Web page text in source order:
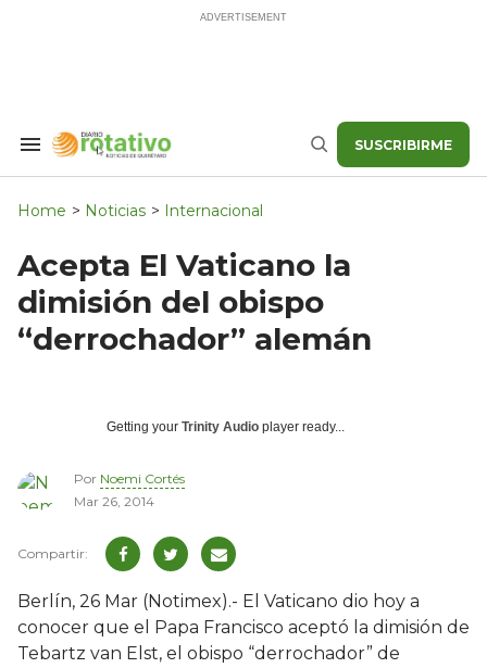
Search
Navigation
Buscar SUSCRIBIRME
Home > Noticias > Internacional
Acepta El Vaticano la
dimisión del obispo
“derrochador” alemán
Getting your Trinity Audio player ready...
Por Noemi Cortés
Mar 26, 2014
Berlín, 26 Mar (Notimex).- El Vaticano dio hoy a
conocer que el Papa Francisco aceptó la dimisión de
Tebartz van Elst, el obispo “derrochador” de